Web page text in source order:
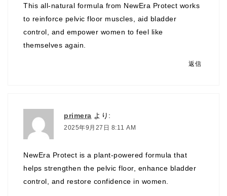
This all-natural formula from NewEra Protect works
to reinforce pelvic floor muscles, aid bladder
control, and empower women to feel like
themselves again.
返信
primera より:
2025年9月27日 8:11 AM
NewEra Protect is a plant-powered formula that
helps strengthen the pelvic floor, enhance bladder
control, and restore confidence in women.